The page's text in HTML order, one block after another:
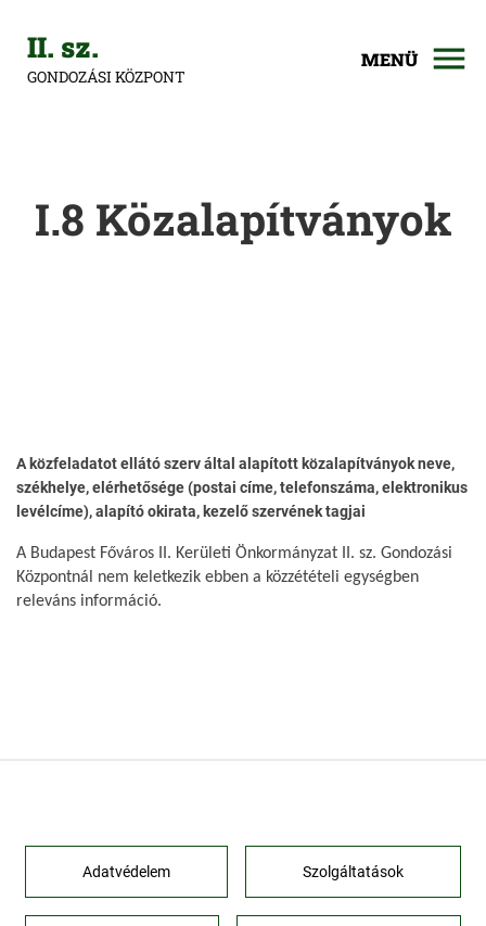
II. sz.
GONDOZÁSI KÖZPONT
MENÜ
I.8 Közalapítványok
A közfeladatot ellátó szerv által alapított közalapítványok neve,
székhelye, elérhetősége (postai címe, telefonszáma, elektronikus
levélcíme), alapító okirata, kezelő szervének tagjai
A Budapest Főváros II. Kerületi Önkormányzat II. sz. Gondozási
Központnál nem keletkezik ebben a közzétételi egységben
releváns információ.
Adatvédelem Szolgáltatások